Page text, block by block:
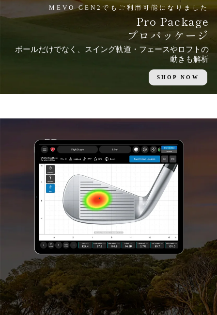
MEVO GEN2でもご利用可能になりました
Pro Package
プロパッケージ
ボールだけでなく、スイング軌道・フェースやロフトの
動きも解析
SHOP NOW